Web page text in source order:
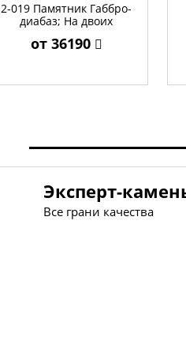
2-019 Памятник Габбро-
диабаз; На двоих
от 36190
Эксперт-
Все грани качества